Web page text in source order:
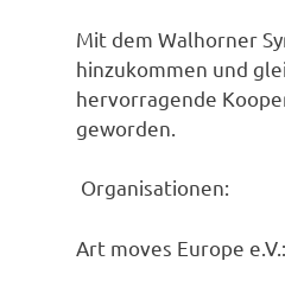
Mit dem Walhorner
hinzukommen und
hervorragende
geworden.
Organisationen:
Art moves Europe e.V.: